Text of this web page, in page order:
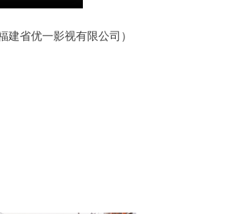
省优一影视有限公司）